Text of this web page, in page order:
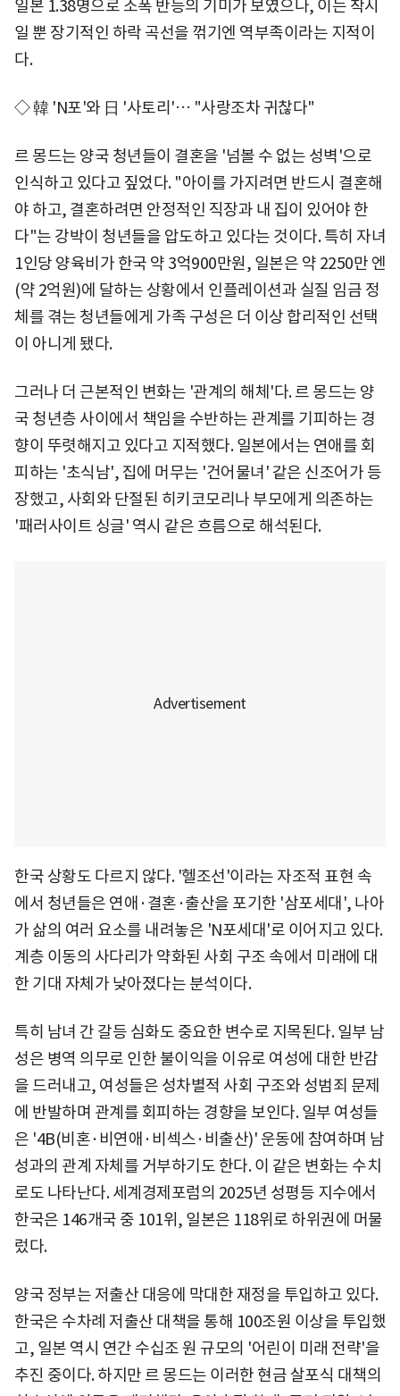
일본 1.38명으로 소폭 반등의 기미가 보였으나, 이는 착시
일 뿐 장기적인 하락 곡선을 꺾기엔 역부족이라는 지적이
다.
◇ 韓 'N포'와 日 '사토리'… "사랑조차 귀찮다"
르 몽드는 양국 청년들이 결혼을 '넘볼 수 없는 성벽'으로
인식하고 있다고 짚었다. "아이를 가지려면 반드시 결혼해
야 하고, 결혼하려면 안정적인 직장과 내 집이 있어야 한
다"는 강박이 청년들을 압도하고 있다는 것이다. 특히 자녀
1인당 양육비가 한국 약 3억900만원, 일본은 약 2250만 엔
(약 2억원)에 달하는 상황에서 인플레이션과 실질 임금 정
체를 겪는 청년들에게 가족 구성은 더 이상 합리적인 선택
이 아니게 됐다.
그러나 더 근본적인 변화는 '관계의 해체'다. 르 몽드는 양
국 청년층 사이에서 책임을 수반하는 관계를 기피하는 경
향이 뚜렷해지고 있다고 지적했다. 일본에서는 연애를 회
피하는 '초식남', 집에 머무는 '건어물녀' 같은 신조어가 등
장했고, 사회와 단절된 히키코모리나 부모에게 의존하는
'패러사이트 싱글' 역시 같은 흐름으로 해석된다.
한국 상황도 다르지 않다. '헬조선'이라는 자조적 표현 속
에서 청년들은 연애·결혼·출산을 포기한 '삼포세대', 나아
가 삶의 여러 요소를 내려놓은 'N포세대'로 이어지고 있다.
계층 이동의 사다리가 약화된 사회 구조 속에서 미래에 대
한 기대 자체가 낮아졌다는 분석이다.
특히 남녀 간 갈등 심화도 중요한 변수로 지목된다. 일부 남
성은 병역 의무로 인한 불이익을 이유로 여성에 대한 반감
을 드러내고, 여성들은 성차별적 사회 구조와 성범죄 문제
에 반발하며 관계를 회피하는 경향을 보인다. 일부 여성들
은 '4B(비혼·비연애·비섹스·비출산)' 운동에 참여하며 남
성과의 관계 자체를 거부하기도 한다. 이 같은 변화는 수치
로도 나타난다. 세계경제포럼의 2025년 성평등 지수에서
한국은 146개국 중 101위, 일본은 118위로 하위권에 머물
렀다.
양국 정부는 저출산 대응에 막대한 재정을 투입하고 있다.
한국은 수차례 저출산 대책을 통해 100조원 이상을 투입했
고, 일본 역시 연간 수십조 원 규모의 '어린이 미래 전략'을
추진 중이다. 하지만 르 몽드는 이러한 현금 살포식 대책의